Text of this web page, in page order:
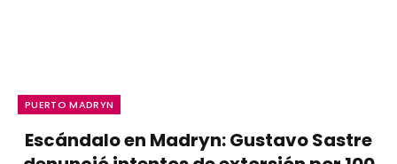
PUERTO MADRYN
Escándalo en Madryn: Gustavo Sastre